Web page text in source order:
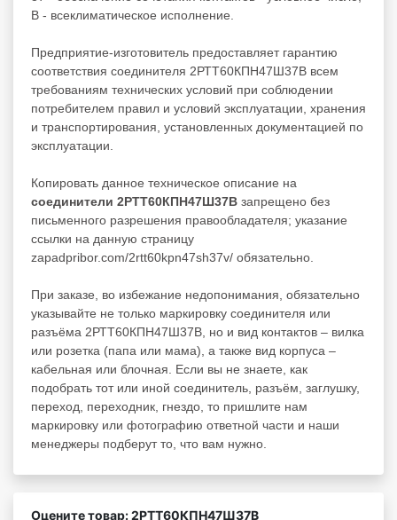
В - всеклиматическое исполнение.
Предприятие-изготовитель предоставляет гарантию
соответствия соединителя 2РТТ60КПН47Ш37В всем
требованиям технических условий при соблюдении
потребителем правил и условий эксплуатации, хранения
и транспортирования, установленных документацией по
эксплуатации.
Копировать данное техническое описание на
соединители 2РТТ60КПН47Ш37В запрещено без
письменного разрешения правообладателя; указание
ссылки на данную страницу
zapadpribor.com/2rtt60kpn47sh37v/ обязательно.
При заказе, во избежание недопонимания, обязательно
указывайте не только маркировку соединителя или
разъёма 2РТТ60КПН47Ш37В, но и вид контактов – вилка
или розетка (папа или мама), а также вид корпуса –
кабельная или блочная. Если вы не знаете, как
подобрать тот или иной соединитель, разъём, заглушку,
переход, переходник, гнездо, то пришлите нам
маркировку или фотографию ответной части и наши
менеджеры подберут то, что вам нужно.
Оцените товар: 2РТТ60КПН47Ш37В